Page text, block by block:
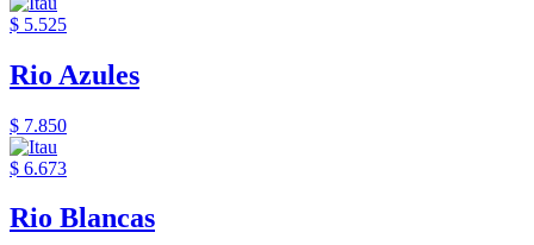
$ 5.525
Rio Azules
$ 7.850
$ 6.673
Rio Blancas